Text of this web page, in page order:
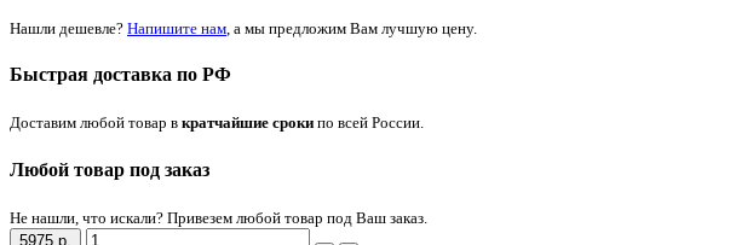
Нашли дешевле? Напишите нам , а мы предложим Вам лучшую цену.
Быстрая доставка по РФ
Доставим любой товар в кратчайшие сроки по всей России.
Любой товар под заказ
Не нашли, что искали? Привезем любой товар под Ваш заказ.
5975 р.